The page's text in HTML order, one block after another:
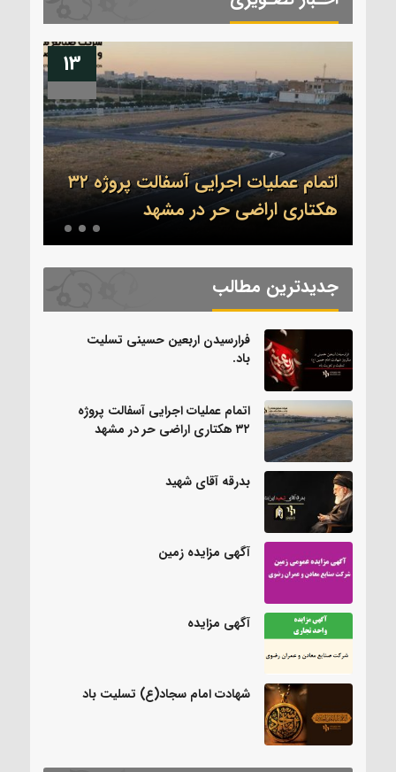
13
اتمام عملیات اجرایی آسفالت پروژه ۳۲
هکتاری اراضی حر در مشهد
جدیدترین مطالب
فرارسیدن اربعین حسینی تسلیت
باد.
اتمام عملیات اجرایی آسفالت پروژه
۳۲ هکتاری اراضی حر در مشهد
بدرقه آقای شهید
آگهی مزایده زمین
آگهی مزایده
شهادت امام سجاد(ع) تسلیت باد